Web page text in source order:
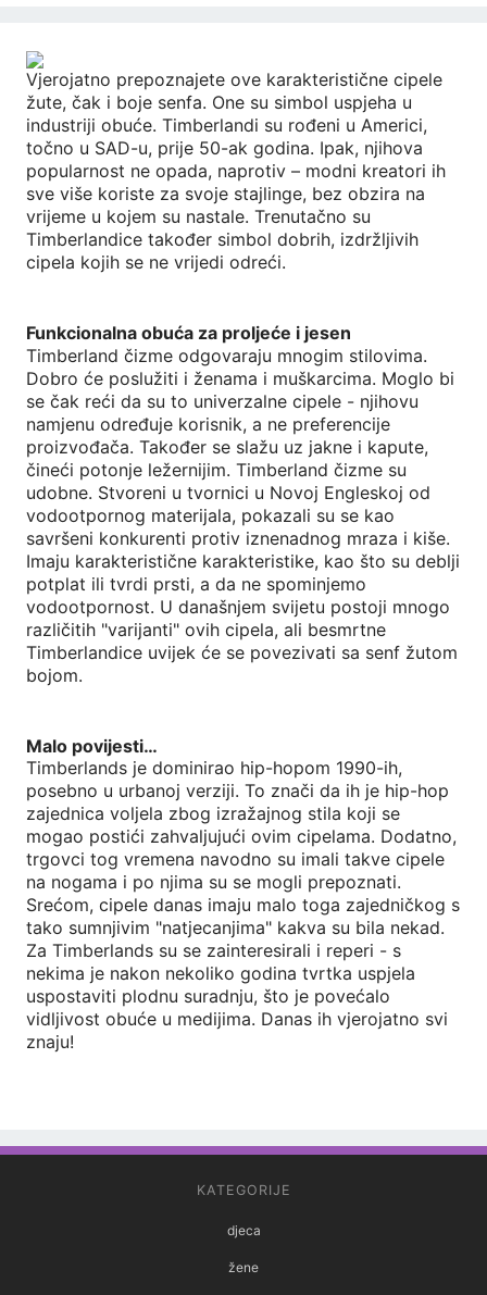
Vjerojatno prepoznajete ove karakteristične cipele
žute, čak i boje senfa. One su simbol uspjeha u
industriji obuće. Timberlandi su rođeni u Americi,
točno u SAD-u, prije 50-ak godina. Ipak, njihova
popularnost ne opada, naprotiv – modni kreatori ih
sve više koriste za svoje stajlinge, bez obzira na
vrijeme u kojem su nastale. Trenutačno su
Timberlandice također simbol dobrih, izdržljivih
cipela kojih se ne vrijedi odreći.
Funkcionalna obuća za proljeće i jesen
Timberland čizme odgovaraju mnogim stilovima.
Dobro će poslužiti i ženama i muškarcima. Moglo bi
se čak reći da su to univerzalne cipele - njihovu
namjenu određuje korisnik, a ne preferencije
proizvođača. Također se slažu uz jakne i kapute,
čineći potonje ležernijim. Timberland čizme su
udobne. Stvoreni u tvornici u Novoj Engleskoj od
vodootpornog materijala, pokazali su se kao
savršeni konkurenti protiv iznenadnog mraza i kiše.
Imaju karakteristične karakteristike, kao što su deblji
potplat ili tvrdi prsti, a da ne spominjemo
vodootpornost. U današnjem svijetu postoji mnogo
različitih "varijanti" ovih cipela, ali besmrtne
Timberlandice uvijek će se povezivati ​​sa senf žutom
bojom.
Malo povijesti…
Timberlands je dominirao hip-hopom 1990-ih,
posebno u urbanoj verziji. To znači da ih je hip-hop
zajednica voljela zbog izražajnog stila koji se
mogao postići zahvaljujući ovim cipelama. Dodatno,
trgovci tog vremena navodno su imali takve cipele
na nogama i po njima su se mogli prepoznati.
Srećom, cipele danas imaju malo toga zajedničkog s
tako sumnjivim "natjecanjima" kakva su bila nekad.
Za Timberlands su se zainteresirali i reperi - s
nekima je nakon nekoliko godina tvrtka uspjela
uspostaviti plodnu suradnju, što je povećalo
vidljivost obuće u medijima. Danas ih vjerojatno svi
znaju!
KATEGORIJE
djeca
žene